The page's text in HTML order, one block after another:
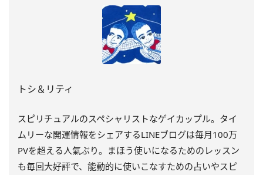
トシ＆リティ
スピリチュアルのスペシャリストなゲイカップル。タイ
ムリーな開運情報をシェアするLINEブログは毎月100万
PVを超える人氣ぶり。まほう使いになるためのレッスン
も毎回大好評で、能動的に使いこなすための占いやスピ